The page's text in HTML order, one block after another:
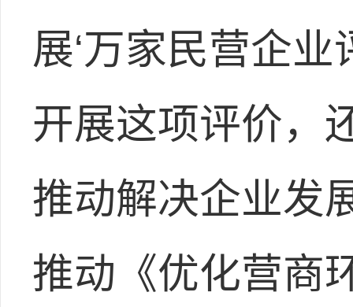
展‘万家民营企
开展这项评价，
推动解决企业发
推动《优化营商